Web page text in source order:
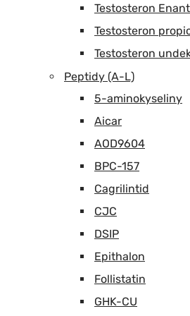
Testosteron
Testosteron
Testosteron
Peptidy (A-L)
5-aminokyseliny
Aicar
AOD9604
BPC-157
Cagrilintid
CJC
DSIP
Epithalon
Follistatin
GHK-CU